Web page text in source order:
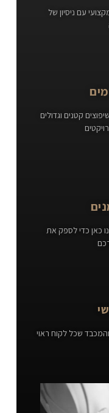
עם ניסיון של
קטנים וגדולים
כאן כדי לספק את
שכל לקוח ראוי